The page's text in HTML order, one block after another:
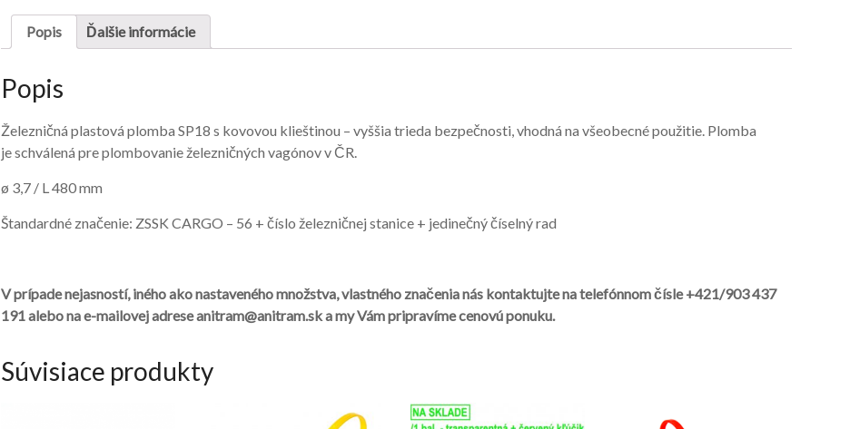
Popis Ďalšie informácie
Popis
Železničná plastová plomba SP18 s kovovou klieštinou – vyššia trieda bezpečnosti, vhodná na všeobecné použitie. Plomba
je schválená pre plombovanie železničných vagónov v ČR.
ø 3,7 / L 480 mm
Štandardné značenie: ZSSK CARGO – 56 + číslo železničnej stanice + jedinečný číselný rad
V prípade nejasností, iného ako nastaveného množstva, vlastného značenia nás kontaktujte na telefónnom čísle +421/903 437
191 alebo na e-mailovej adrese anitram@anitram.sk a my Vám pripravíme cenovú ponuku.
Súvisiace produkty